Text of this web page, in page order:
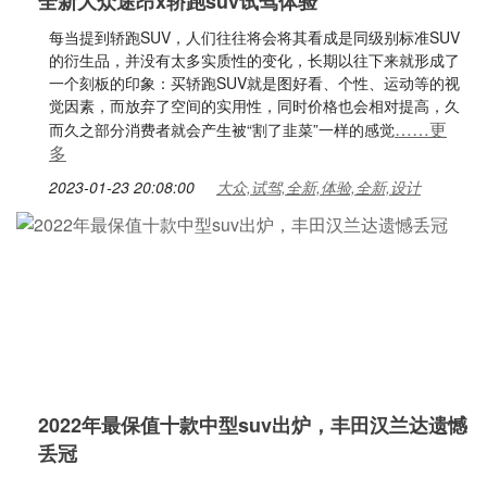
每当提到轿跑SUV，人们往往将会将其看成是同级别标准SUV
的衍生品，并没有太多实质性的变化，长期以往下来就形成了
一个刻板的印象：买轿跑SUV就是图好看、个性、运动等的视
觉因素，而放弃了空间的实用性，同时价格也会相对提高，久
而久之部分消费者就会产生被“割了韭菜”一样的感觉……更
多
2023-01-23 20:08:00 大众,试驾,全新,体验,全新,设计
2022年最保值十款中型suv出炉，丰田汉兰达遗憾
丢冠